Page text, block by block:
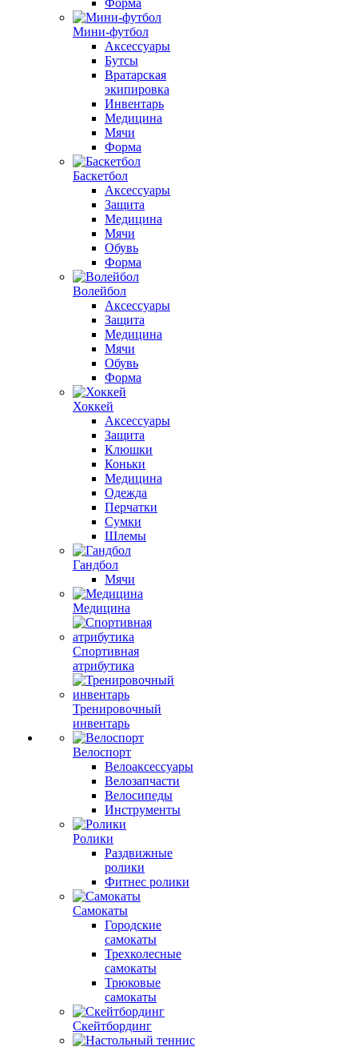
Форма
Мини-футбол
Аксессуары
Бутсы
Вратарская
экипировка
Инвентарь
Медицина
Мячи
Форма
Баскетбол
Аксессуары
Защита
Медицина
Мячи
Обувь
Форма
Волейбол
Аксессуары
Защита
Медицина
Мячи
Обувь
Форма
Хоккей
Аксессуары
Защита
Клюшки
Коньки
Медицина
Одежда
Перчатки
Сумки
Шлемы
Гандбол
Мячи
Медицина
Спортивная
атрибутика
Тренировочный
инвентарь
Велоспорт
Велоаксессуары
Велозапчасти
Велосипеды
Инструменты
Ролики
Раздвижные
ролики
Фитнес ролики
Самокаты
Городские
самокаты
Трехколесные
самокаты
Трюковые
самокаты
Скейтбординг